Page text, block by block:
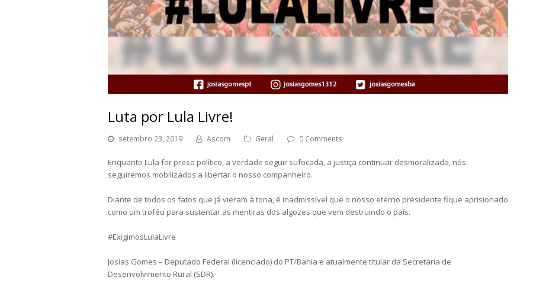
Luta por Lula Livre!
setembro 23, 2019 Ascom Geral 0 Comments
Enquanto Lula for preso político, a verdade seguir sufocada, a justiça continuar desmoralizada, nós
seguiremos mobilizados a libertar o nosso companheiro.
Diante de todos os fatos que já vieram à tona, é inadmissível que o nosso eterno presidente fique aprisionado
como um troféu para sustentar as mentiras dos algozes que vem destruindo o país.
#ExigimosLulaLivre
Josias Gomes – Deputado Federal (licenciado) do PT/Bahia e atualmente titular da Secretaria de
Desenvolvimento Rural (SDR).